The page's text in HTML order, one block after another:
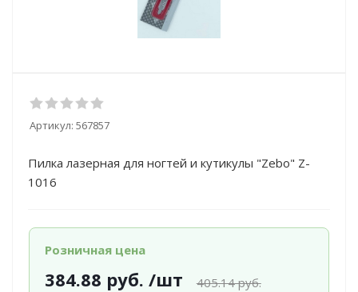
Артикул: 567857
Пилка лазерная для ногтей и кутикулы "Zebo" Z-
1016
Розничная цена
384.88 руб. /шт 405.14руб.